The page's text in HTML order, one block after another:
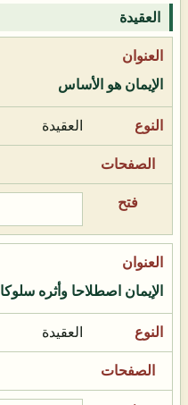
العقيدة
الإيمان هو الأساس
العقيدة
الإيمان اصطلاحا وأثره سلوكا
العقيدة